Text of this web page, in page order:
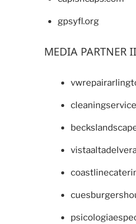
gpsyfl.org
MEDIA PARTNER